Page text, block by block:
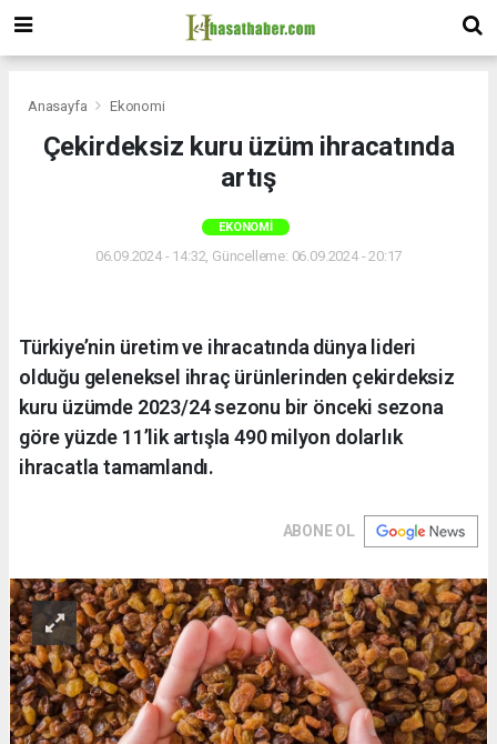
Anasayfa Ekonomi
Çekirdeksiz kuru üzüm ihracatında
artış
EKONOMI
06.09.2024 - 14:32, Güncelleme: 06.09.2024 - 20:17
Türkiye’nin üretim ve ihracatında dünya lideri
olduğu geleneksel ihraç ürünlerinden çekirdeksiz
kuru üzümde 2023/24 sezonu bir önceki sezona
göre yüzde 11’lik artışla 490 milyon dolarlık
ihracatla tamamlandı.
ABONE OL